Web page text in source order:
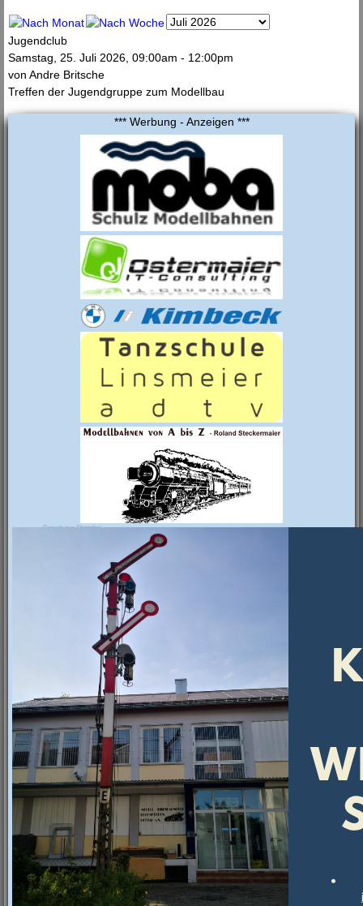
Jugendclub
Samstag, 25. Juli 2026, 09:00am - 12:00pm
von Andre Britsche
Treffen der Jugendgruppe zum Modellbau
*** Werbung - Anzeigen ***